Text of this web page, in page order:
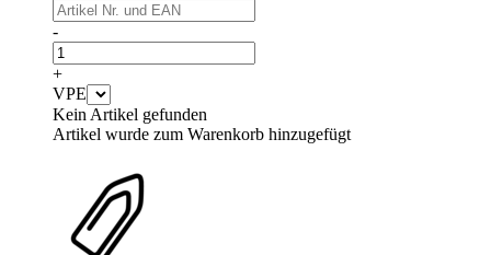
-
+
VPE
Kein Artikel gefunden
Artikel wurde zum Warenkorb hinzugefügt